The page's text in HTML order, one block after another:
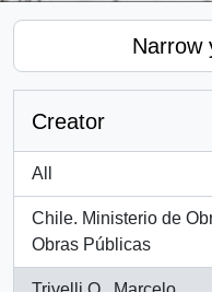
Narrow
Creator
All
Chile. Ministerio de
Obras Públicas
, 1 results